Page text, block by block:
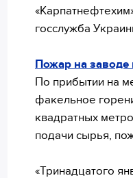
госслужба
Пожар на заводе
По прибытии на
факельное
квадратных
подачи сырья,
«Тринадцатого